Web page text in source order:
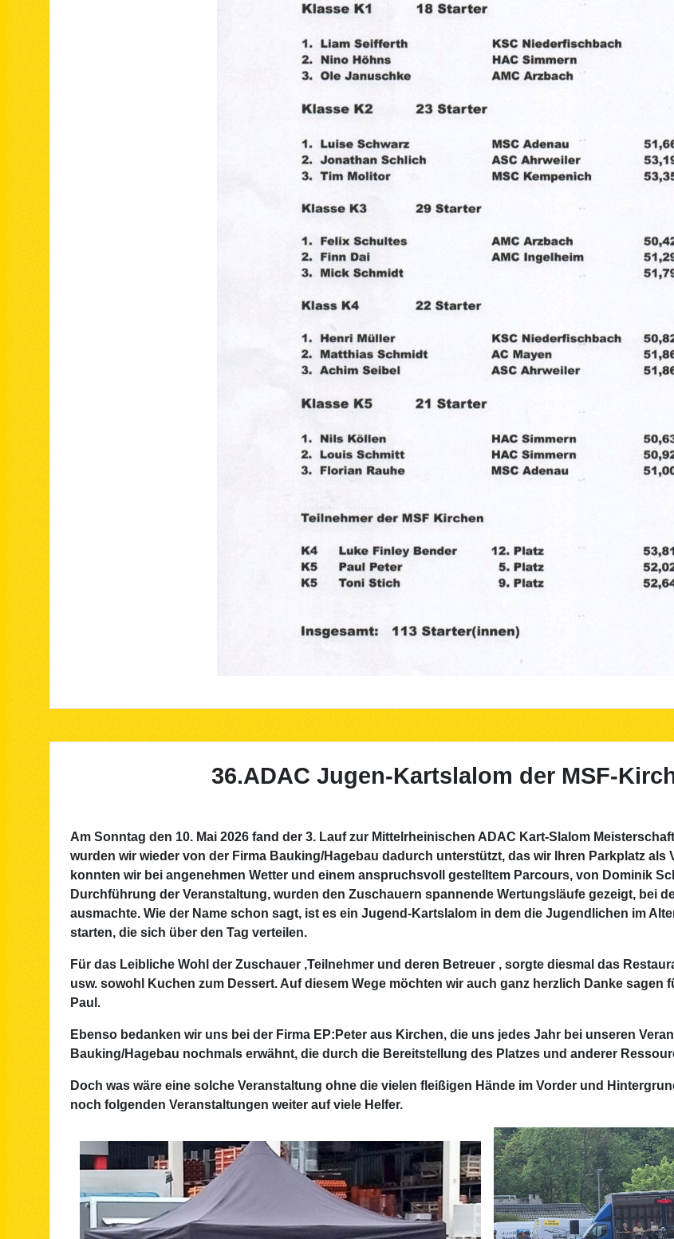
36.ADAC Jugen-Kartslalom der MSF-
Am Sonntag den 10. Mai 2026 fand der 3. Lauf zur Mittelrheinischen ADAC Kart-Slalom
wurden wir wieder von der Firma Bauking/Hagebau dadurch unterstützt, das wir Ihren Parkplatz
konnten wir bei angenehmen Wetter und einem anspruchsvoll gestelltem Parcours, von Dominik
Durchführung der Veranstaltung, wurden den Zuschauern spannende Wertungsläufe gezeigt, bei
ausmachte. Wie der Name schon sagt, ist es ein Jugend-Kartslalom in dem die Jugendlichen im
starten, die sich über den Tag verteilen.
Für das Leibliche Wohl der Zuschauer ,Teilnehmer und deren Betreuer , sorgte diesmal das
usw. sowohl Kuchen zum Dessert. Auf diesem Wege möchten wir auch ganz herzlich Danke sagen
Paul.
Ebenso bedanken wir uns bei der Firma EP:Peter aus Kirchen, die uns jedes Jahr bei unseren
Bauking/Hagebau nochmals erwähnt, die durch die Bereitstellung des Platzes und anderer
Doch was wäre eine solche Veranstaltung ohne die vielen fleißigen Hände im Vorder und
noch folgenden Veranstaltungen weiter auf viele Helfer.